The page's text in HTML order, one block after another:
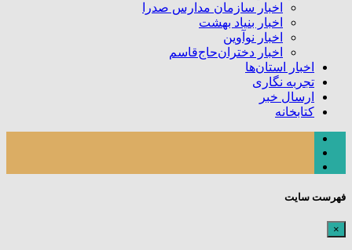
اخبار سازمان مدارس صدرا
اخبار بنیاد بهشت
اخبار نوآوین
اخبار دختران‌حاج‌قاسم
اخبار استان‌ها
تجربه نگاری
ارسال خبر
کتابخانه
فهرست سایت
×